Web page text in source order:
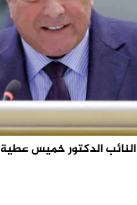
النائب الدكتور خميس عطية